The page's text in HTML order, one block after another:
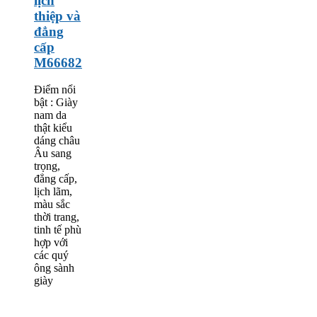
thiệp và
đẳng
cấp
M66682
Điểm nổi
bật : Giày
nam da
thật kiểu
dáng châu
Âu sang
trọng,
đẳng cấp,
lịch lãm,
màu sắc
thời trang,
tinh tế phù
hợp với
các quý
ông sành
giày